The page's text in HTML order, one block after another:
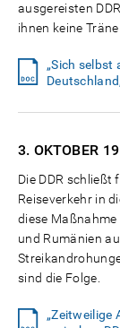
ausgereisten
ihnen keine
„Sich selbst
3. OKTOBER
Die DDR schließt
Reiseverkehr in
diese
und Rumänien
sind die Folge.
„Zeitweilige